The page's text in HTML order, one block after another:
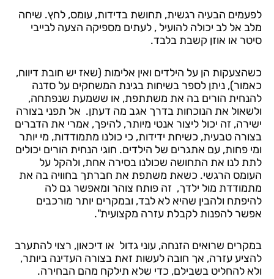
לפעמים הבעיה רגשית, תחושת בדידות, עומס, לחץ. שיחה
מלב אל לב יכולה להועיל , לעתים מספיקה הצעה לבייבי
סיטר או אוזן קשבת בלבד.
כשהצעקות הן על הילדים ואין אלימות (שאז יש חובת דיווח,
כאמור), ניתן לספר בשיחות בגינת המשחקים על סדנה
להנחית הורים בה את משתתפת, או ששמעת שנפתחה,
ולשאול את הנוכחות בדרך אגב מה דעתן. אל תפני בצורה
ישירה, זה יכול ליצור אנטי מיותר, להיפך, אמרי את הדברים
בצורה טבעית, כשיחת ידידות, כי כולנו מתמודדות, מי יותר
ומי פחות, עם אתגרים של הילדים. חוגי הנחית הורים יכולים
לתת לנו את התחושה שכולנו בסירה אחת, ולהקל על
העומס הרגשי. כשאת משתפת את חברתך בחוויה בה את
מתמודדת מול ילדך, זה פותח צוהר ומאפשר גם לה
להיפתח ולהבין שהיא לא לבד, ובמקרים יותר מורכבים
אפשר להפנות לקבלת עזרה מקצועית".
במקרים שרואים הזנחה, עוני גדול או דיכאון, רצוי להתערב
להציע עזרה, אך חובה לעשות זאת בצורה העדינה ביותר,
ולא להחליט בשבילם, כדי שלא תילקח מהם הבחירה.